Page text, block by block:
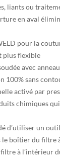
liants ou
en aval
pour la
plus flexible
avec
100% sans
activé par
chimiques
d’utiliser un
boîtier du filtre
à l’intérieur